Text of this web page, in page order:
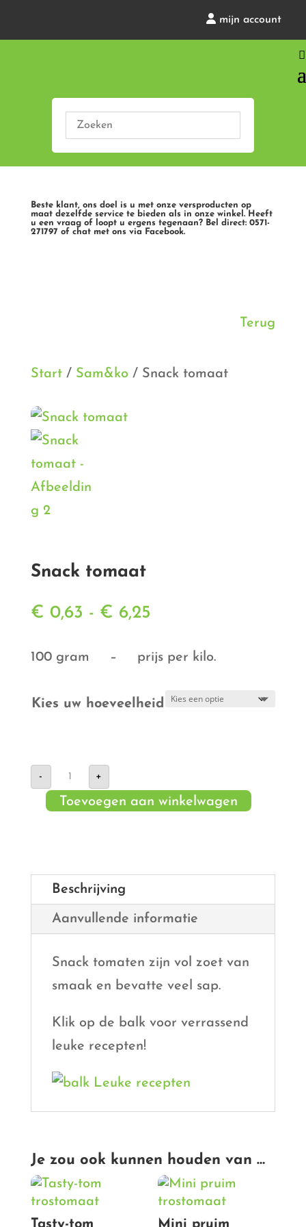
mijn account
Beste klant, ons doel is u met onze versproducten op
maat dezelfde service te bieden als in onze winkel. Heeft
u een vraag of loopt u ergens tegenaan? Bel direct: 0571-
271797 of chat met ons via Facebook.
Terug
Start/ Sam&ko / Snack tomaat
Snack tomaat
€ 0,63 - € 6,25
tot
100 gram – prijs per kilo.
Kies uw hoeveelheid
-
Snack
tomaat
aantal
+
Toevoegen aan winkelwagen
Beschrijving
Aanvullende informatie
Snack tomaten zijn vol zoet van
smaak en bevatte veel sap.
Klik op de balk voor verrassend
leuke recepten!
Je zou ook kunnen houden van …
Tasty-tom Mini pruim